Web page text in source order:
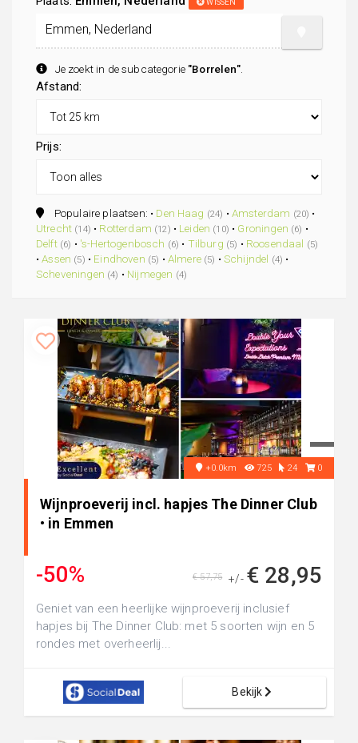
Je zoekt in de subcategorie "Borrelen".
Afstand:
Prijs:
Populaire plaatsen: • Den Haag (24) • Amsterdam (20) •
Utrecht (14) • Rotterdam (12) • Leiden (10) • Groningen (6) •
Delft (6) • 's-Hertogenbosch (6) • Tilburg (5) • Roosendaal (5)
•Assen (5) • Eindhoven (5) • Almere (5) • Schijndel (4) •
Scheveningen (4) • Nijmegen (4)
+0.0km 725 24 0
Wijnproeverij incl. hapjes The Dinner Club
• in Emmen
-50% +/- € 28,95
€ 57,75
Geniet van een heerlijke wijnproeverij inclusief
hapjes bij The Dinner Club: met 5 soorten wijn en 5
rondes met overheerlij...
Bekijk